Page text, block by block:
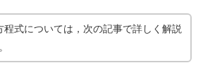
程式については，次の記事で詳しく解説